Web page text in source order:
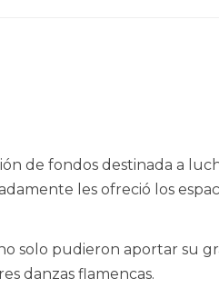
de fondos destinada a
les ofreció los
solo pudieron aportar su
danzas flamencas.